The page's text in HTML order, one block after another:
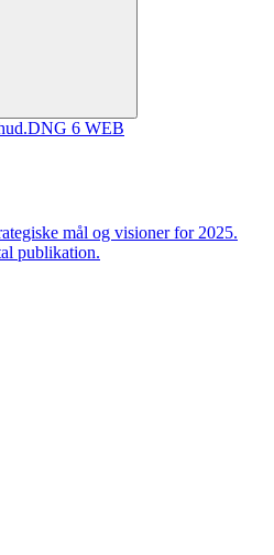
mål og visioner for 2025.
publikation.